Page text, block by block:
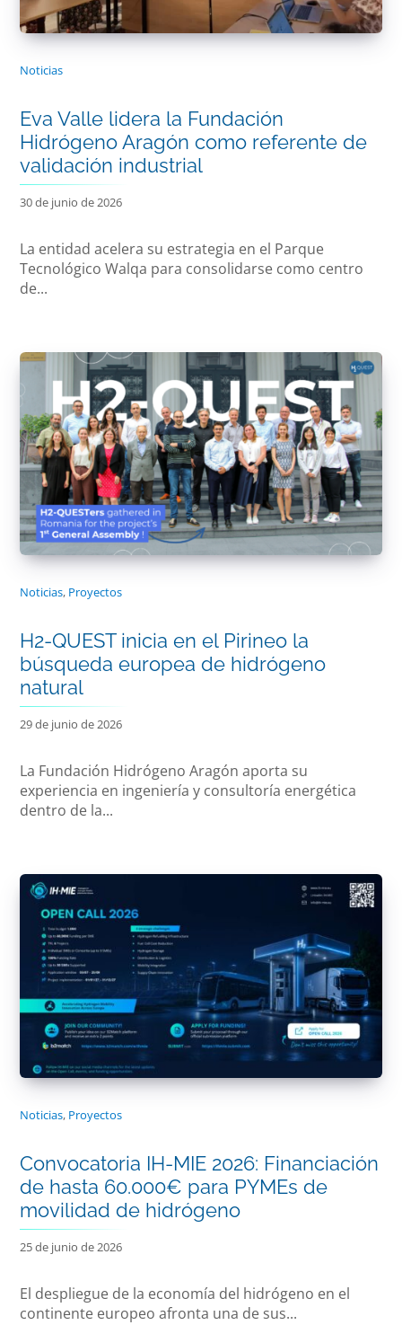
Noticias
Eva Valle lidera la Fundación
Hidrógeno Aragón como referente de
validación industrial
30 de junio de 2026
La entidad acelera su estrategia en el Parque
Tecnológico Walqa para consolidarse como centro
de...
Noticias, Proyectos
H2-QUEST inicia en el Pirineo la
búsqueda europea de hidrógeno
natural
29 de junio de 2026
La Fundación Hidrógeno Aragón aporta su
experiencia en ingeniería y consultoría energética
dentro de la...
Noticias, Proyectos
Convocatoria IH-MIE 2026: Financiación
de hasta 60.000€ para PYMEs de
movilidad de hidrógeno
25 de junio de 2026
El despliegue de la economía del hidrógeno en el
continente europeo afronta una de sus...